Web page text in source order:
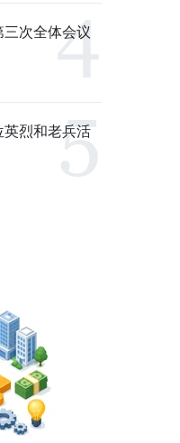
次全体会议
烈和老兵活